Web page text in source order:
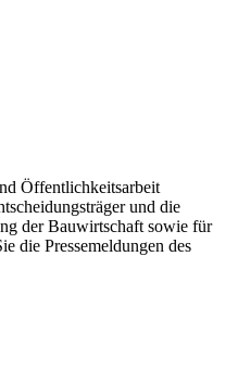
Öffentlichkeitsarbeit
und die
der Bauwirtschaft sowie für
die Pressemeldungen des